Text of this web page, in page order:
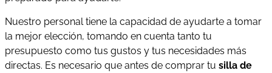
Nuestro personal tiene la capacidad de ayudarte a tomar
la mejor elección, tomando en cuenta tanto tu
presupuesto como tus gustos y tus necesidades más
directas. Es necesario que antes de comprar tu silla de